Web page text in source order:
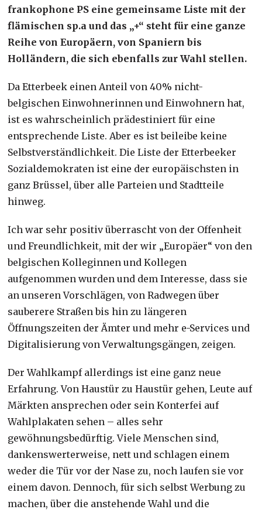
frankophone PS eine gemeinsame Liste mit der
flämischen sp.a und das „+“ steht für eine ganze
Reihe von Europäern, von Spaniern bis
Holländern, die sich ebenfalls zur Wahl stellen.
Da Etterbeek einen Anteil von 40% nicht-
belgischen Einwohnerinnen und Einwohnern hat,
ist es wahrscheinlich prädestiniert für eine
entsprechende Liste. Aber es ist beileibe keine
Selbstverständlichkeit. Die Liste der Etterbeeker
Sozialdemokraten ist eine der europäischsten in
ganz Brüssel, über alle Parteien und Stadtteile
hinweg.
Ich war sehr positiv überrascht von der Offenheit
und Freundlichkeit, mit der wir „Europäer“ von den
belgischen Kolleginnen und Kollegen
aufgenommen wurden und dem Interesse, dass sie
an unseren Vorschlägen, von Radwegen über
sauberere Straßen bis hin zu längeren
Öffnungszeiten der Ämter und mehr e-Services und
Digitalisierung von Verwaltungsgängen, zeigen.
Der Wahlkampf allerdings ist eine ganz neue
Erfahrung. Von Haustür zu Haustür gehen, Leute auf
Märkten ansprechen oder sein Konterfei auf
Wahlplakaten sehen – alles sehr
gewöhnungsbedürftig. Viele Menschen sind,
dankenswerterweise, nett und schlagen einem
weder die Tür vor der Nase zu, noch laufen sie vor
einem davon. Dennoch, für sich selbst Werbung zu
machen, über die anstehende Wahl und die